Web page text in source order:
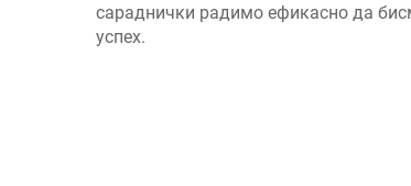
сараднички радимо ефикасно да
успех.